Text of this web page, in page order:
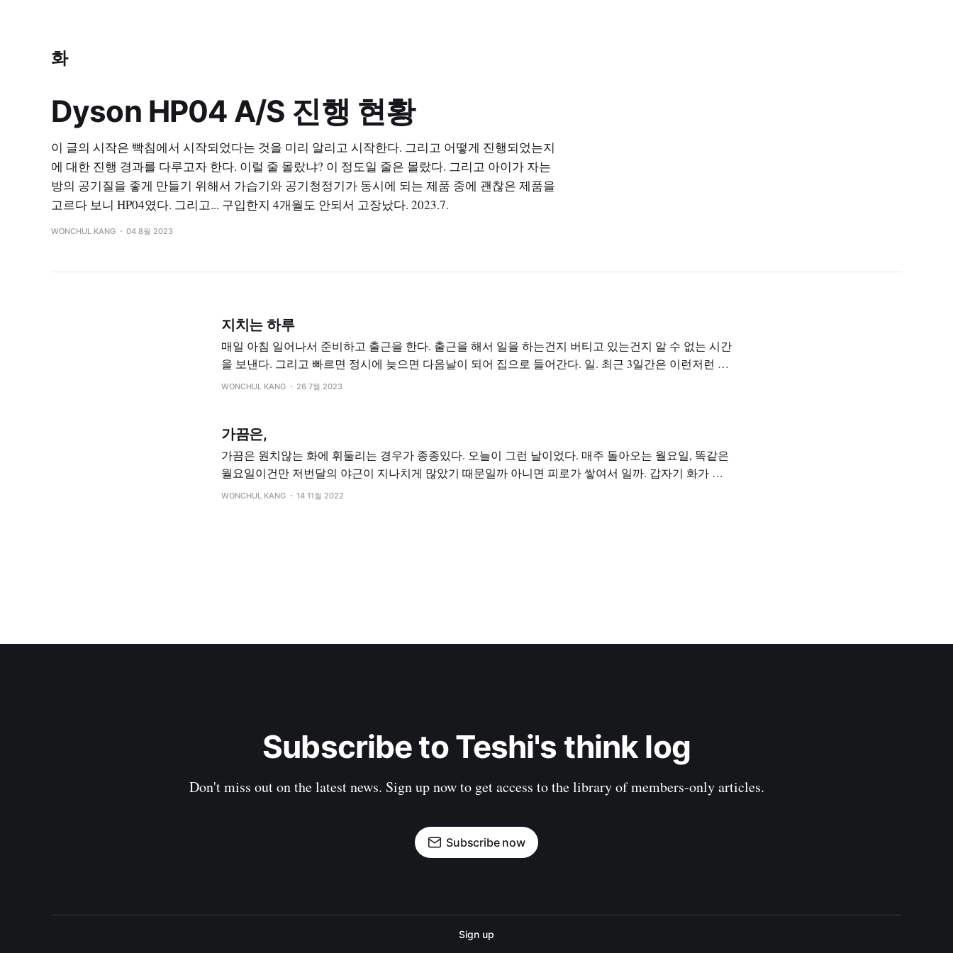
화
Dyson HP04 A/S 진행 현황
이 글의 시작은 빡침에서 시작되었다는 것을 미리 알리고 시작한다. 그리고 어떻게 진행되었는지
에 대한 진행 경과를 다루고자 한다. 이럴 줄 몰랐냐? 이 정도일 줄은 몰랐다. 그리고 아이가 자는
방의 공기질을 좋게 만들기 위해서 가습기와 공기청정기가 동시에 되는 제품 중에 괜찮은 제품을
고르다 보니 HP04였다. 그리고... 구입한지 4개월도 안되서 고장났다. 2023.7.
WONCHUL KANG 04 8월 2023
지치는 하루
매일 아침 일어나서 준비하고 출근을 한다. 출근을 해서 일을 하는건지 버티고 있는건지 알 수 없는 시간
을 보낸다. 그리고 빠르면 정시에 늦으면 다음날이 되어 집으로 들어간다. 일. 최근 3일간은 이런저런 일
들이 겹쳐 계속 야근을 했다. 아이가 얼굴을 못 봐서 삐지진 않았을까 하지만 그래도 어쩌겠는가 먹고 살
WONCHUL KANG 26 7월 2023
가끔은,
가끔은 원치않는 화에 휘둘리는 경우가 종종있다. 오늘이 그런 날이었다. 매주 돌아오는 월요일, 똑같은
월요일이건만 저번달의 야근이 지나치게 많았기 때문일까 아니면 피로가 쌓여서 일까. 갑자기 화가 치
솟았다. 누군가를 향한 화는 분명히 아니었다. 아니 누군가를 향한 화는 맞지만 명확한 누군가를 지칭하
WONCHUL KANG 14 11월 2022
Subscribe to Teshi's think log
Don't miss out on the latest news. Sign up now to get access to the library of members-only articles.
Subscribe now
Sign up